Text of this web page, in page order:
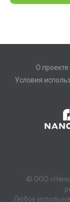
О проекте
Условия
© ООО
Любое